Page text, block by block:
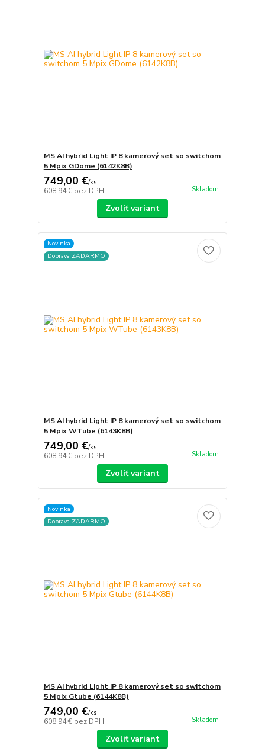
MS AI hybrid Light IP 8 kamerový set so switchom
5 Mpix GDome (6142K8B)
749,00 €/ks
608,94 € bez DPH Skladom
Zvoliť variant
Novinka
Doprava ZADARMO
MS AI hybrid Light IP 8 kamerový set so switchom
5 Mpix WTube (6143K8B)
749,00 €/ks
608,94 € bez DPH Skladom
Zvoliť variant
Novinka
Doprava ZADARMO
MS AI hybrid Light IP 8 kamerový set so switchom
5 Mpix Gtube (6144K8B)
749,00 €/ks
608,94 € bez DPH Skladom
Zvoliť variant